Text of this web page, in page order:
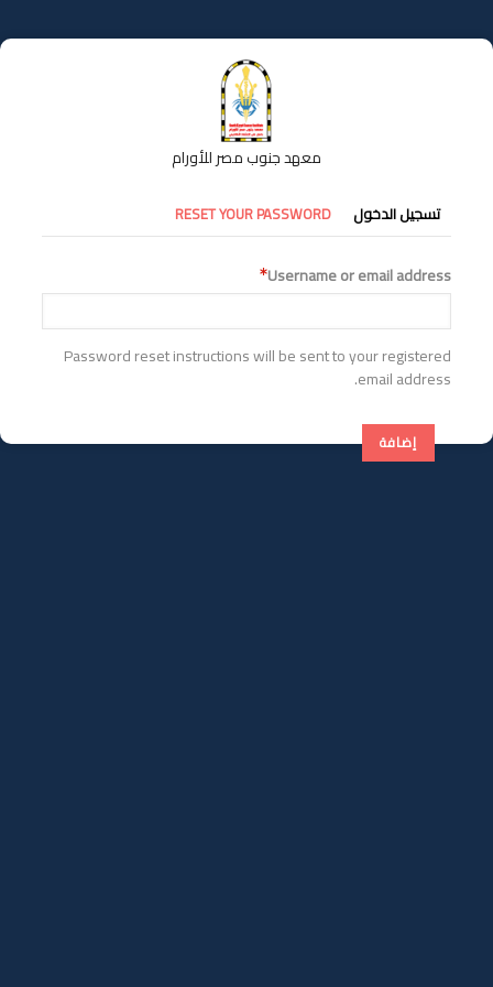
إلى
المحتوى
معهد جنوب مصر للأورام
التبويبات
الأساسية
تسجيل الدخول RESET YOUR PASSWORD
Username or email address
Password reset instructions will be sent to your registered
email address.